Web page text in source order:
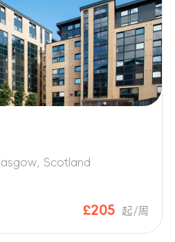
Scotland
£205 起/周